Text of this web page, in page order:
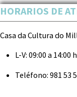
HORARIOS DE
Casa da Cultura do
L-V: 09:00 a 14:00
Teléfono: 981 53